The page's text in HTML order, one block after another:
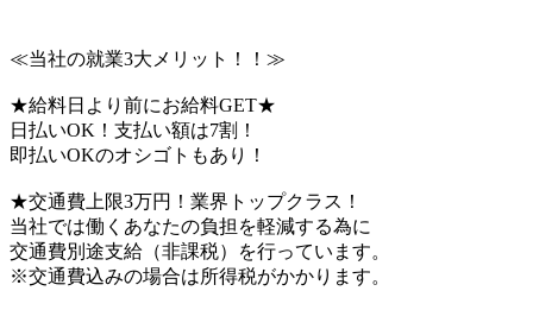
≪当社の就業3大メリット！！≫
★給料日より前にお給料GET★
日払いOK！支払い額は7割！
即払いOKのオシゴトもあり！
★交通費上限3万円！業界トップクラス！
当社では働くあなたの負担を軽減する為に
交通費別途支給（非課税）を行っています。
※交通費込みの場合は所得税がかかります。